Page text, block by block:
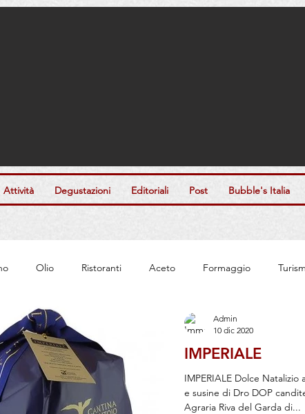
Attività Degustazioni Editoriali Post Bubble's Italia
Olio Ristoranti Aceto Formaggio
Dolci La Madia Travelfood Filantropia Associazione
Eventi Esercizi Commerciali AIS Pubblicazioni
IMPERIALE
IMPERIALE Dolce
e susine di Dro DOP
Agraria Riva del Garda di...
Admin
10 dic 2020